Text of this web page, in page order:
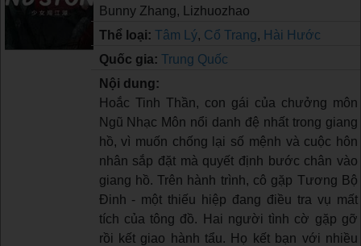
Bunny Zhang, Lizhuozhao
Thể loại: Tâm Lý, Cổ Trang, Hài Hước
Quốc gia: Trung Quốc
Nội dung:
Hoắc Tinh Thần, con gái của chưởng môn
Ngũ Nhạc Môn nổi danh đệ nhất trong giang
hồ, vì muốn chống lại số mệnh và cuộc hôn
nhân sắp đặt mà quyết định bước chân vào
giang hồ. Trên hành trình, cô gặp Tương Bộ
Đinh - một thiếu hiệp đang điều tra vụ mất
tích của tông đồ. Hai người tình cờ gặp gỡ
rồi kết giao hành tẩu. Họ kết bạn với nhiều